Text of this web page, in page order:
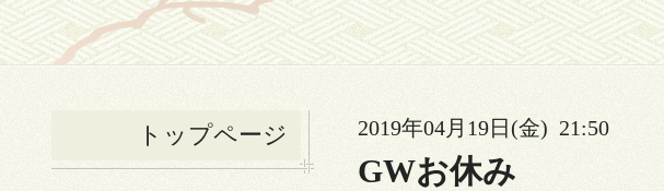
トップページ 2019年04月19日(金) 21:50
GWお休み